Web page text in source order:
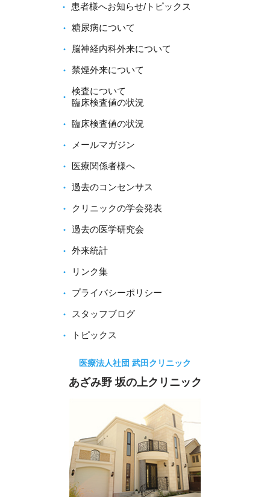
患者様へお知らせ/トピックス
糖尿病について
脳神経内科外来について
禁煙外来について
検査について
臨床検査値の状況
臨床検査値の状況
メールマガジン
医療関係者様へ
過去のコンセンサス
クリニックの学会発表
過去の医学研究会
外来統計
リンク集
プライバシーポリシー
スタッフブログ
トピックス
医療法人社団 武田クリニック
あざみ野 坂の上クリニック